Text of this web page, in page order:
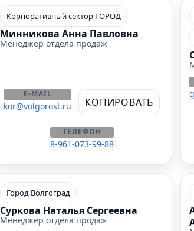
Корпоративный сектор ГОРОД
Минникова Анна Павловна
Менеджер отдела продаж
E-MAIL
kor@volgorost.ru КОПИРОВАТЬ
ТЕЛЕФОН
8-961-073-99-88
Город Волгоград
Суркова Наталья Сергеевна
Менеджер отдела продаж